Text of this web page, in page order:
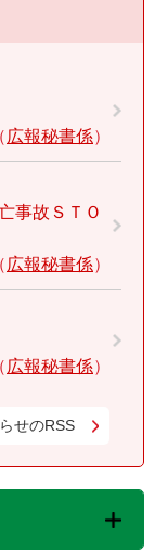
広報秘書係
事故ＳＴＯ
広報秘書係
広報秘書係
せのRSS